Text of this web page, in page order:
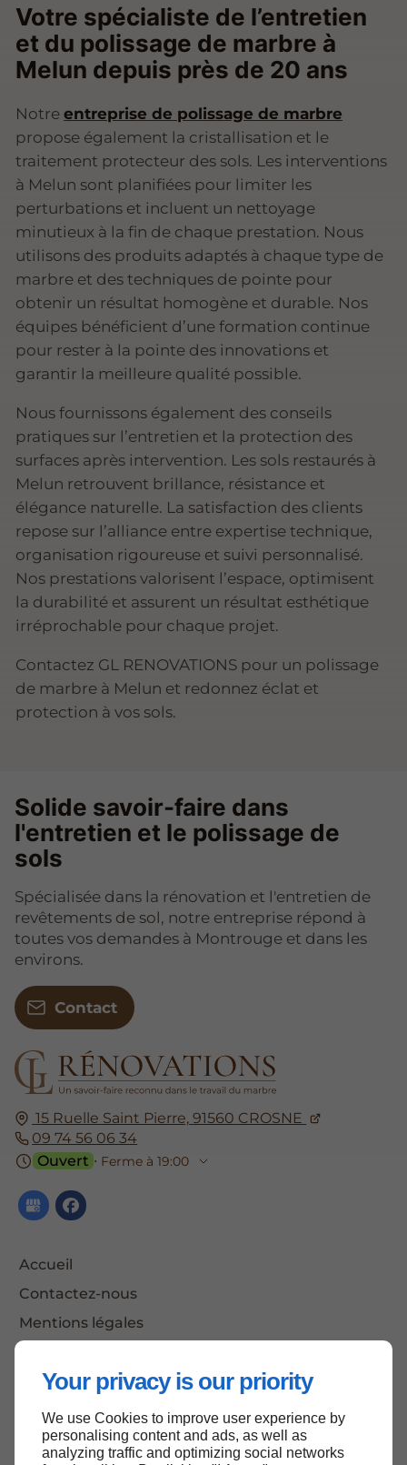
Your privacy is our priority
We use Cookies to improve user experience by
personalising content and ads, as well as
analyzing traffic and optimizing social networks
Votre spécialiste de l’entretien
et du polissage de marbre à
Melun depuis près de 20 ans
Notre entreprise de polissage de marbre
propose également la cristallisation et le
traitement protecteur des sols. Les interventions
à Melun sont planifiées pour limiter les
perturbations et incluent un nettoyage
minutieux à la fin de chaque prestation. Nous
utilisons des produits adaptés à chaque type de
marbre et des techniques de pointe pour
obtenir un résultat homogène et durable. Nos
équipes bénéficient d’une formation continue
pour rester à la pointe des innovations et
garantir la meilleure qualité possible.
Nous fournissons également des conseils
pratiques sur l’entretien et la protection des
surfaces après intervention. Les sols restaurés à
Melun retrouvent brillance, résistance et
élégance naturelle. La satisfaction des clients
repose sur l’alliance entre expertise technique,
organisation rigoureuse et suivi personnalisé.
Nos prestations valorisent l’espace, optimisent
la durabilité et assurent un résultat esthétique
irréprochable pour chaque projet.
Contactez GL RENOVATIONS pour un polissage
de marbre à Melun et redonnez éclat et
protection à vos sols.
15 Ruelle Saint Pierre, 91560 CROSNE
09 74 56 06 34
Ouvert ⋅ Ferme à 19:00
Accueil
Contactez-nous
Mentions légales
Solide savoir-faire dans
l'entretien et le polissage de
sols
Spécialisée dans la rénovation et l'entretien de
revêtements de sol, notre entreprise répond à
toutes vos demandes à Montrouge et dans les
environs.
Contact
Haut de page